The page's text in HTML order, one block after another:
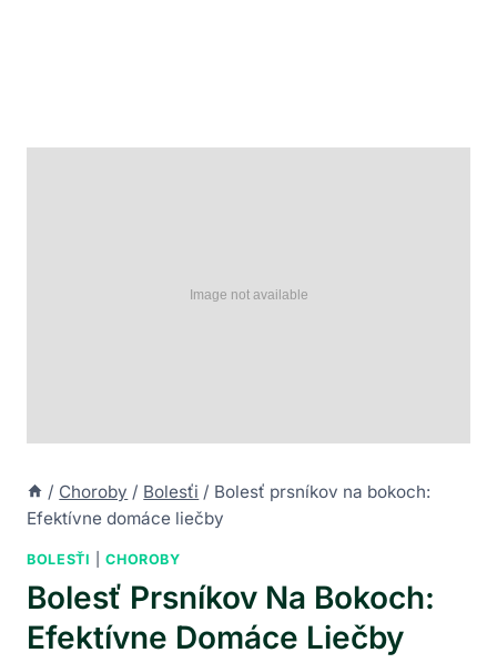
/ Choroby / Bolesťi / Bolesť prsníkov na bokoch:
Efektívne domáce liečby
BOLESŤI |CHOROBY
Bolesť Prsníkov Na Bokoch:
Efektívne Domáce Liečby